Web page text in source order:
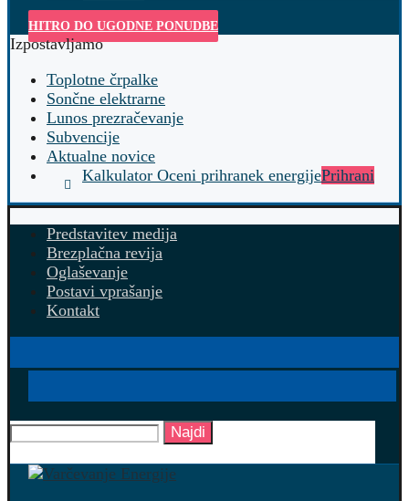
HITRO DO UGODNE PONUDBE
Izpostavljamo
Toplotne črpalke
Sončne elektrarne
Lunos prezračevanje
Subvencije
Aktualne novice
Kalkulator Oceni prihranek energijePrihrani
Predstavitev medija
Brezplačna revija
Oglaševanje
Postavi vprašanje
Kontakt
Najdi